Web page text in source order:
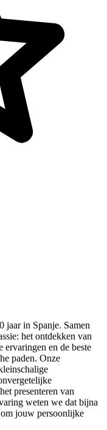
jaar in Spanje. Samen
het ontdekken van
en de beste
paden. Onze
presenteren van
weten we dat bijna
jouw persoonlijke